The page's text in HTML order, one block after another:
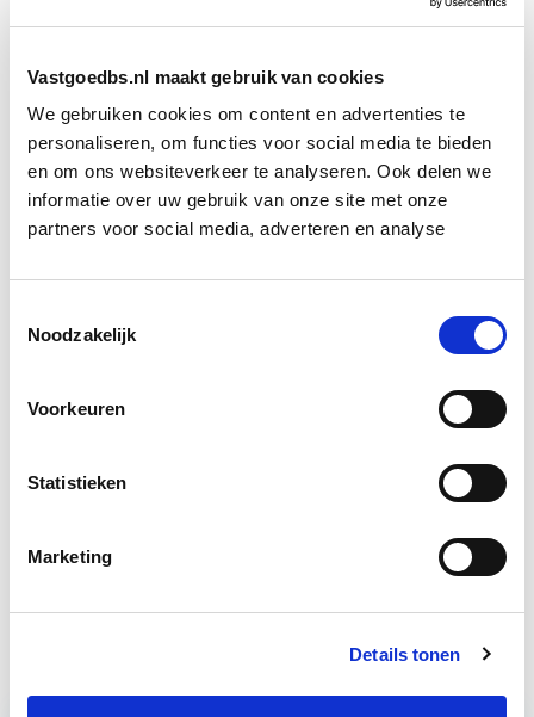
Vastgoedbs.nl maakt gebruik van cookies
We gebruiken cookies om content en advertenties te
personaliseren, om functies voor social media te bieden
en om ons websiteverkeer te analyseren. Ook delen we
informatie over uw gebruik van onze site met onze
partners voor social media, adverteren en analyse
Noodzakelijk
Voorkeuren
Statistieken
Marketing
Details tonen
waarschuwingen van internationale instanties als
aankomen, dus het heeft geen zin om je zorgen te
maken over mogelijke problemen, zo is de redenering.
En als er problemen komen dan worden die wel weer
opgelost, zoals dat in het verleden ook gebeurde.
Boeiend verhaal? Duik dan eens
in deze opleidingen:
Projectleider Vastgoed Start di 22 sep